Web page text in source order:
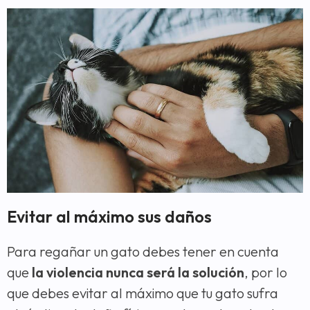
Evitar al máximo sus daños
Para regañar un gato debes tener en cuenta
que la violencia nunca será la solución, por lo
que debes evitar al máximo que tu gato sufra